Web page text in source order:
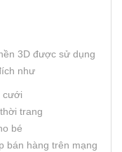
3D được sử dụng
như
cưới
trang
bé
bán hàng trên mạng